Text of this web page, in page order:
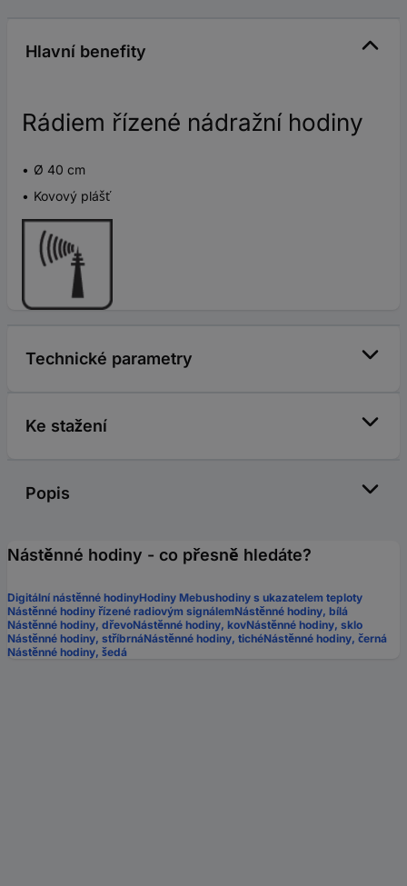
Hlavní benefity
Rádiem řízené nádražní hodiny
Ø 40 cm
Kovový plášť
Technické parametry
Ke stažení
Popis
Nástěnné hodiny - co přesně hledáte?
Digitální nástěnné hodinyHodiny Mebushodiny s ukazatelem teploty
Nástěnné hodiny řízené radiovým signálemNástěnné hodiny, bílá
Nástěnné hodiny, dřevoNástěnné hodiny, kovNástěnné hodiny, sklo
Nástěnné hodiny, stříbrnáNástěnné hodiny, tichéNástěnné hodiny, černá
Nástěnné hodiny, šedá